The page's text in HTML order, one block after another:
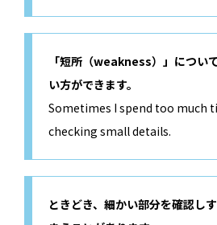
「短所（weakness）」につい
い方ができます。
Sometimes I spend too much
checking small details.
ときどき、細かい部分を確認し